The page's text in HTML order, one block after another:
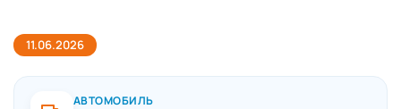
11.06.2026
АВТОМОБИЛЬ